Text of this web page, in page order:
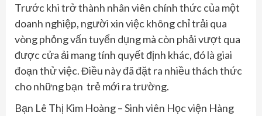
Trước khi trở thành nhân viên chính thức của một
doanh nghiệp, người xin việc không chỉ trải qua
vòng phỏng vấn tuyển dụng mà còn phải vượt qua
được cửa ải mang tính quyết định khác, đó là giai
đoạn thử việc. Điều này đã đặt ra nhiều thách thức
cho những bạn trẻ mới ra trường.
Bạn Lê Thị Kim Hoàng – Sinh viên Học viện Hàng